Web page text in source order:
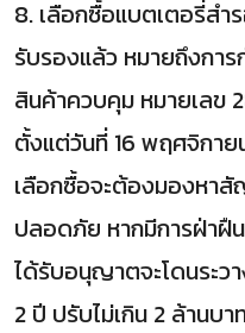
8. เลือกซื้อแบตเตอรี่สำ
รับรองแล้ว หมายถึงกา
สินค้าควบคุม หมายเลข
ตั้งแต่วันที่ 16 พฤศจิกา
เลือกซื้อจะต้องมองหา
ปลอดภัย หากมีการฝ่าฝื
ได้รับอนุญาตจะโดนระว
2 ปี ปรับไม่เกิน 2 ล้านบ